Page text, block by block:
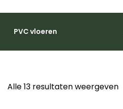
PVC vloeren
Alle 13 resultaten weergeven